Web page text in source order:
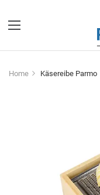
Home Käsereibe Parmo